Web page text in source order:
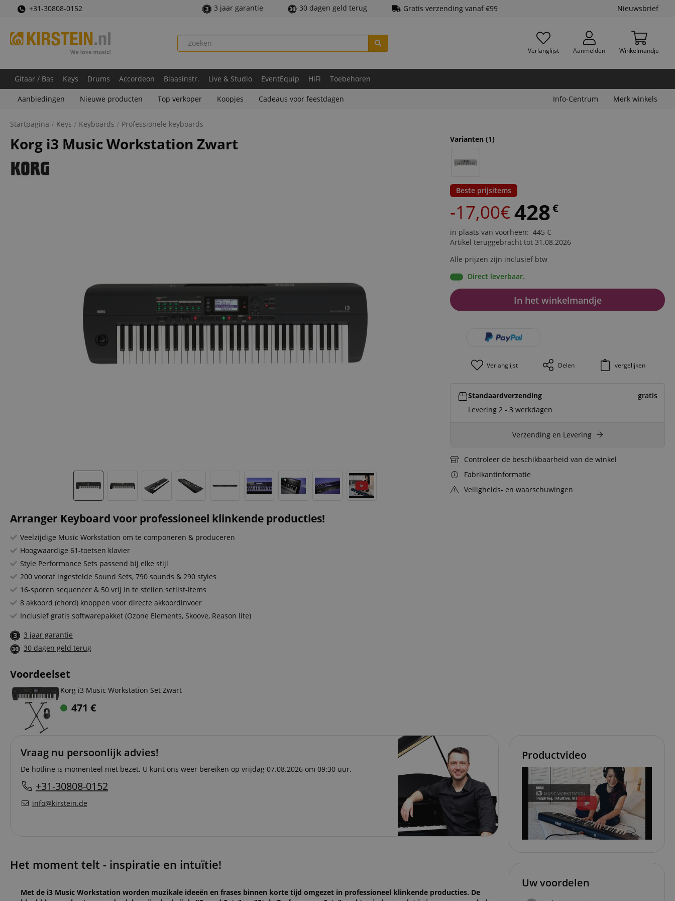
+31-30808-0152 3 jaar garantie 30 dagen geld terug Gratis verzending vanaf €99 Nieuwsbrief
Verlanglijst Aanmelden Winkelmandje
Gitaar / Bas Keys Drums Accordeon Blaasinstr. Live & Studio EventEquip HiFi Toebehoren
Aanbiedingen Nieuwe producten Top verkoper Koopjes Cadeaus voor feestdagen Info-Centrum Merk winkels
Startpagina Keys Keyboards Professionele keyboards
Korg i3 Music Workstation Zwart
Arranger Keyboard voor professioneel klinkende producties!
Veelzijdige Music Workstation om te componeren & produceren
Hoogwaardige 61-toetsen klavier
Style Performance Sets passend bij elke stijl
200 vooraf ingestelde Sound Sets, 790 sounds & 290 styles
16-sporen sequencer & 50 vrij in te stellen setlist-items
8 akkoord (chord) knoppen voor directe akkoordinvoer
Inclusief gratis softwarepakket (Ozone Elements, Skoove, Reason lite)
3 jaar garantie
30 dagen geld terug
Varianten (1)
Beste prijsitems
-17,00€428€
in plaats van voorheen: 445 €
Artikel teruggebracht tot 31.08.2026
Alle prijzen zijn inclusief btw
Direct leverbaar.
In het winkelmandje
Verlanglijst Delen vergelijken
Standaardverzending
gratis
Levering 2 - 3 werkdagen
Verzending en Levering
Controleer de beschikbaarheid van de winkel
Fabrikantinformatie
Veiligheids- en waarschuwingen
Voordeelset
Korg i3 Music Workstation Set Zwart
471 €
Vraag nu persoonlijk advies!
De hotline is momenteel niet bezet. U kunt ons weer bereiken op vrijdag 07.08.2026 om 09:30 uur.
+31-30808-0152
info@kirstein.de
Het moment telt - inspiratie en intuïtie!
Met de i3 Music Workstation worden muzikale ideeën en frases binnen korte tijd omgezet in professioneel klinkende producties. De
Productvideo
Uw voordelen